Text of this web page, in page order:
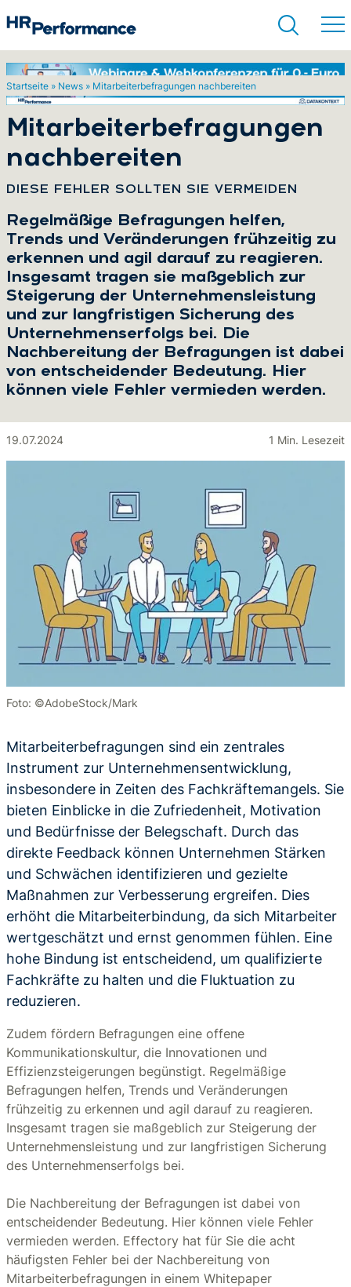
Startseite » News » Mitarbeiterbefragungen nachbereiten
Mitarbeiterbefragungen
nachbereiten
DIESE FEHLER SOLLTEN SIE VERMEIDEN
Regelmäßige Befragungen helfen,
Trends und Veränderungen frühzeitig zu
erkennen und agil darauf zu reagieren.
Insgesamt tragen sie maßgeblich zur
Steigerung der Unternehmensleistung
und zur langfristigen Sicherung des
Unternehmenserfolgs bei. Die
Nachbereitung der Befragungen ist dabei
von entscheidender Bedeutung. Hier
können viele Fehler vermieden werden.
19.07.2024 1 Min. Lesezeit
Foto: ©AdobeStock/Mark
Mitarbeiterbefragungen sind ein zentrales
Instrument zur Unternehmensentwicklung,
insbesondere in Zeiten des Fachkräftemangels. Sie
bieten Einblicke in die Zufriedenheit, Motivation
und Bedürfnisse der Belegschaft. Durch das
direkte Feedback können Unternehmen Stärken
und Schwächen identifizieren und gezielte
Maßnahmen zur Verbesserung ergreifen. Dies
erhöht die Mitarbeiterbindung, da sich Mitarbeiter
wertgeschätzt und ernst genommen fühlen. Eine
hohe Bindung ist entscheidend, um qualifizierte
Fachkräfte zu halten und die Fluktuation zu
reduzieren.
Zudem fördern Befragungen eine offene
Kommunikationskultur, die Innovationen und
Effizienzsteigerungen begünstigt. Regelmäßige
Befragungen helfen, Trends und Veränderungen
frühzeitig zu erkennen und agil darauf zu reagieren.
Insgesamt tragen sie maßgeblich zur Steigerung der
Unternehmensleistung und zur langfristigen Sicherung
des Unternehmenserfolgs bei.
Die Nachbereitung der Befragungen ist dabei von
entscheidender Bedeutung. Hier können viele Fehler
vermieden werden. Effectory hat für Sie die acht
häufigsten Fehler bei der Nachbereitung von
Mitarbeiterbefragungen in einem Whitepaper